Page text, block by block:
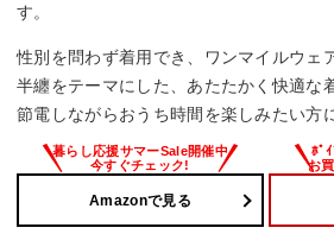
す。
性別を問わず着用でき、ワンマイルウェ
半纏をテーマにした、あたたかく快適な
節電しながらおうち時間を楽しみたい方
Amazonで見る